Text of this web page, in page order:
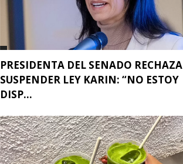
PRESIDENTA DEL SENADO RECHAZA
SUSPENDER LEY KARIN: “NO ESTOY
DISP...